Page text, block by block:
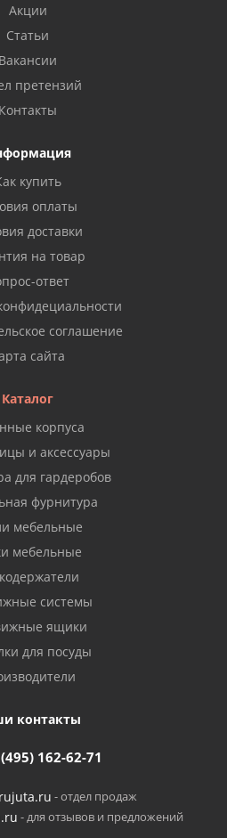
Акции
Статьи
Вакансии
претензий
Контакты
купить
оплаты
доставки
на товар
ответ
соглашение
сайта
Каталог
корпуса
и аксессуары
для гардеробов
фурнитура
мебельные
мебельные
системы
ящики
для посуды
контакты
162-62-71
- отдел продаж
- для отзывов и предложений